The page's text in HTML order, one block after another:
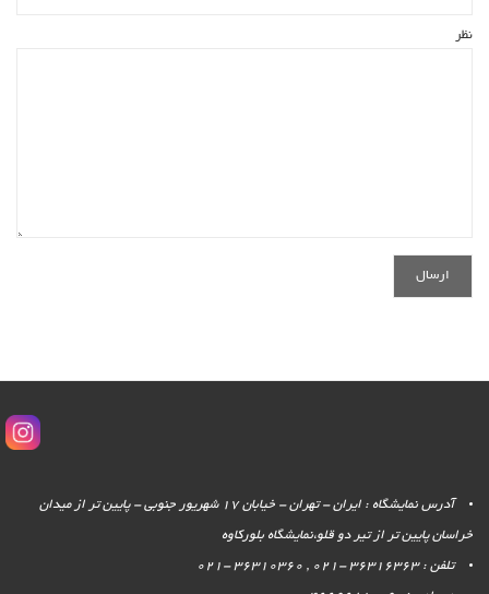
نظر
آدرس نمایشگاه : ایران - تهران - خیابان 17 شهریور جنوبی - پایین تر از میدان
خراسان پایین تر از تیر دو قلو،نمایشگاه بلورکاوه
تلفن : 36316363 -021 , 36310360 -021